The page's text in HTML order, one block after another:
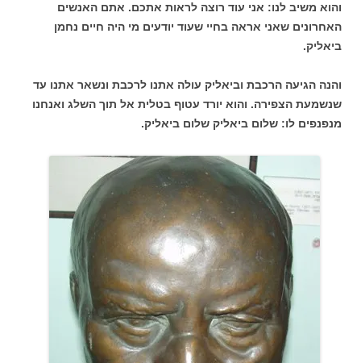
והוא משיב לנו: אני עוד רוצה לראות אתכם. אתם האנשים
האחרונים שאני אראה בחיי שעוד יודעים מי היה חיים נחמן
ביאליק.
והנה הגיעה הרכבת וביאליק עולה אתנו לרכבת ונשאר אתנו עד
שנשמעת הצפירה. והוא יורד עטוף בטלית אל תוך השלג ואנחנו
מנפנפים לו: שלום ביאליק שלום ביאליק.